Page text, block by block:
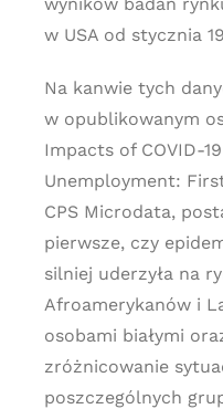
w USA od stycznia
Na kanwie tych
w opublikowanym
Impacts of COVID-
Unemployment:
CPS Microdata,
pierwsze, czy
silniej uderzyła na
Afroamerykanów i
osobami białymi
zróżnicowanie
poszczególnych